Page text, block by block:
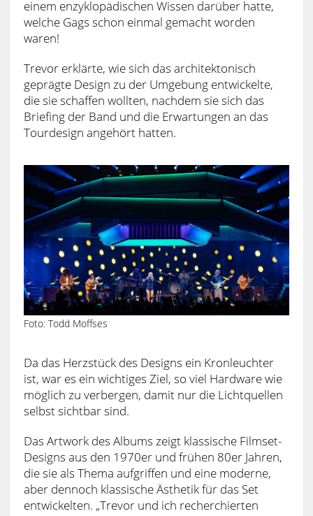
einem enzyklopädischen Wissen darüber hatte,
welche Gags schon einmal gemacht worden
waren!
Trevor erklärte, wie sich das architektonisch
geprägte Design zu der Umgebung entwickelte,
die sie schaffen wollten, nachdem sie sich das
Briefing der Band und die Erwartungen an das
Tourdesign angehört hatten.
Foto: Todd Moffses
Da das Herzstück des Designs ein Kronleuchter
ist, war es ein wichtiges Ziel, so viel Hardware wie
möglich zu verbergen, damit nur die Lichtquellen
selbst sichtbar sind.
Das Artwork des Albums zeigt klassische Filmset-
Designs aus den 1970er und frühen 80er Jahren,
die sie als Thema aufgriffen und eine moderne,
aber dennoch klassische Ästhetik für das Set
entwickelten. „Trevor und ich recherchierten